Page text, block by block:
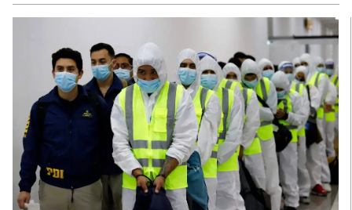
también de lucha, aprendizaje y acompañar al pueblo en la